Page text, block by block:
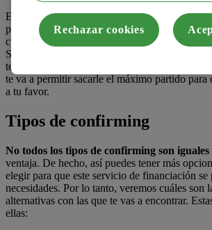
En Cetelem sabemos queel confirming puede
para tu empresa, pero que también puede
cuentas con la liquidez necesaria para hacer
Si bien esto reduce la carga administrativa que
tendrás, conocer con mayor profundidad lo
te va a permitir sacarle el máximo partido para
a tu favor.
Tipos de confirming
No todos los tipos de confirming son iguales
ventaja. De hecho, así puedes tener más
elegir para que este servicio de financiación se
necesidades. Por lo tanto, veremos cuáles son
alternativas con las que te vas a encontrar.
ellas:
Rechazar cookies